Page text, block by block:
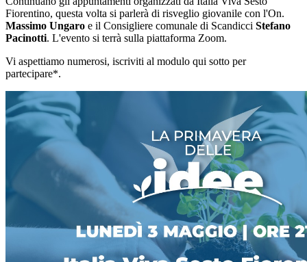
Fiorentino, questa volta si parlerà di risveglio giovanile con l'On.
Massimo Ungaro e il Consigliere comunale di Scandicci Stefano
Pacinotti. L'evento si terrà sulla piattaforma Zoom.
Vi aspettiamo numerosi, iscriviti al modulo qui sotto per
partecipare*.